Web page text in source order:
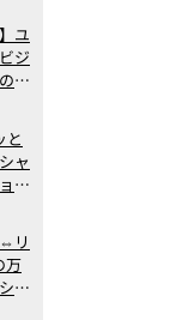
ユ
ジ
透
と
ャ
ル
リ
万
ン